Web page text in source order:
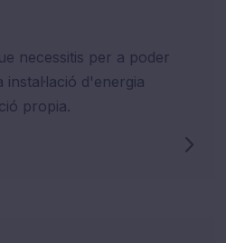
necessitis per a poder
d'energia
propia.